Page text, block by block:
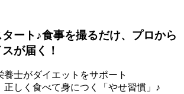
ート♪食事を撮るだけ、プロから
が届く！
養士がダイエットをサポート
正しく食べて身につく「やせ習慣」♪